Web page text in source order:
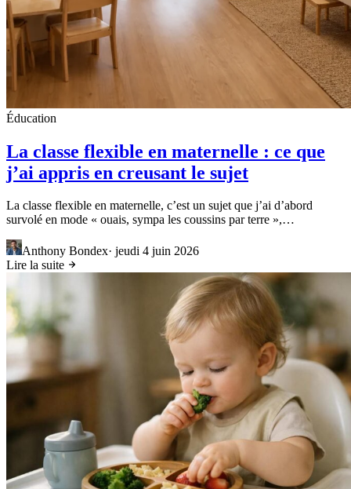
Éducation
La classe flexible en maternelle : ce que
j’ai appris en creusant le sujet
La classe flexible en maternelle, c’est un sujet que j’ai d’abord
survolé en mode « ouais, sympa les coussins par terre »,…
Anthony Bondex· jeudi 4 juin 2026
Lire la suite